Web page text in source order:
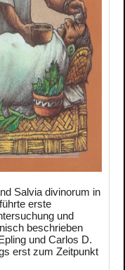
Salvia divinorum in
erste
und
beschrieben
und Carlos D.
erst zum Zeitpunkt